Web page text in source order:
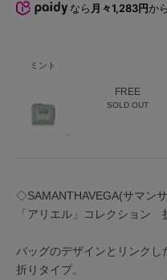
なら 月々1,283円か
ミント
FREE
SOLD OUT
◇SAMANTHAVEGA(サマン
「アリエル」コレクション
バッグのデザインとリンク
折りタイプ。